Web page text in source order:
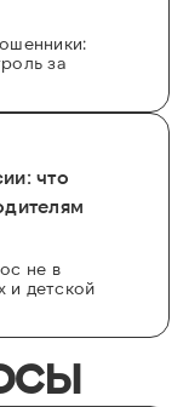
за
что
не в
и детской